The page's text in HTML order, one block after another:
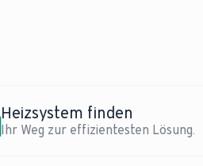
Heizsystem finden
Ihr Weg zur effizientesten Lösung.
Wärmepumpen:
Ersetzen Sie Ihre aktuelle
Reparatur benötigt?
Lassen Sie Ihre Heizung schnell